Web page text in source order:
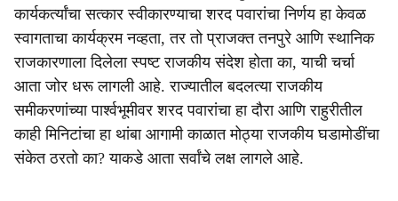
कार्यकर्त्यांचा सत्कार स्वीकारण्याचा शरद पवारांचा निर्णय हा केवळ
स्वागताचा कार्यक्रम नव्हता, तर तो प्राजक्त तनपुरे आणि स्थानिक
राजकारणाला दिलेला स्पष्ट राजकीय संदेश होता का, याची चर्चा
आता जोर धरू लागली आहे. राज्यातील बदलत्या राजकीय
समीकरणांच्या पार्श्वभूमीवर शरद पवारांचा हा दौरा आणि राहुरीतील
काही मिनिटांचा हा थांबा आगामी काळात मोठ्या राजकीय घडामोडींचा
संकेत ठरतो का? याकडे आता सर्वांचे लक्ष लागले आहे.